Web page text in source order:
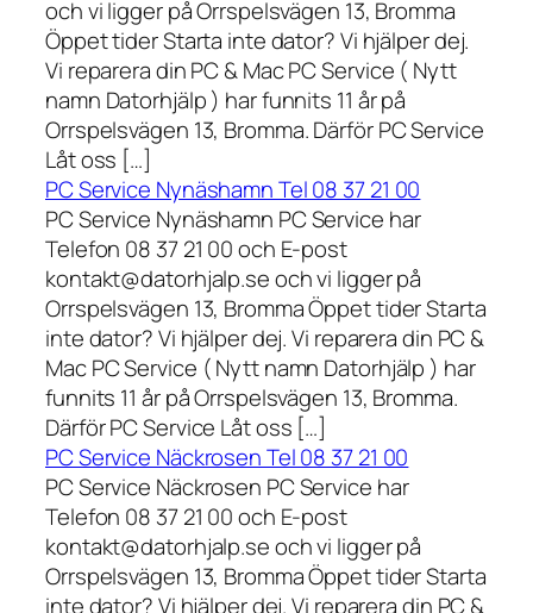
och vi ligger på Orrspelsvägen 13, Bromma
Öppet tider Starta inte dator? Vi hjälper dej.
Vi reparera din PC & Mac PC Service ( Nytt
namn Datorhjälp ) har funnits 11 år på
Orrspelsvägen 13, Bromma. Därför PC Service
Låt oss […]
PC Service Nynäshamn Tel 08 37 21 00
PC Service Nynäshamn PC Service har
Telefon 08 37 21 00 och E-post
kontakt@datorhjalp.se och vi ligger på
Orrspelsvägen 13, Bromma Öppet tider Starta
inte dator? Vi hjälper dej. Vi reparera din PC &
Mac PC Service ( Nytt namn Datorhjälp ) har
funnits 11 år på Orrspelsvägen 13, Bromma.
Därför PC Service Låt oss […]
PC Service Näckrosen Tel 08 37 21 00
PC Service Näckrosen PC Service har
Telefon 08 37 21 00 och E-post
kontakt@datorhjalp.se och vi ligger på
Orrspelsvägen 13, Bromma Öppet tider Starta
inte dator? Vi hjälper dej. Vi reparera din PC &